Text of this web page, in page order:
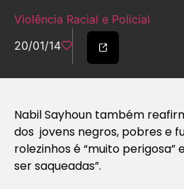
Violência Racial e Policial
20/01/14
Nabil Sayhoun também
dos jovens negros, pobres e
rolezinhos é “muito perigosa”
ser saqueadas”.